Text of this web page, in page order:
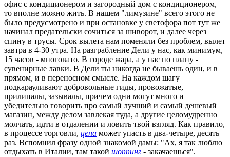
офис с кондиционером и загородный дом с кондиционером,
то вполне можно жить. В нашем "лимузине" всего этого не
было предусмотрено и при остановке у светофора пот тут же
начинал предательски сочиться за шиворот, и далее через
спину в трусы. Срок вылета нам поменяли без проблем, вылет
завтра в 4-30 утра. На разграбление Дели у нас, как минимум,
15 часов - многовато. В городе жара, а у нас по плану -
сувенирные лавки. В Дели ты никогда не бываешь один, и в
прямом, и в переносном смысле. На каждом шагу
подкарауливают добровольные гиды, провожатые,
прилипалы, зазывалы, причем одни могут много и
убедительно говорить про самый лучший и самый дешевый
магазин, между делом завлекая туда, а другие целомудренно
молчать, идти в отдалении и ловить твой взгляд. Как правило,
в процессе торговли, цена может упасть в два-четыре, десять
раз. Вспомнил фразу одной знакомой дамы: "Ах, я так люблю
отдыхать в Италии, там такой шоппинг - закачаешься".